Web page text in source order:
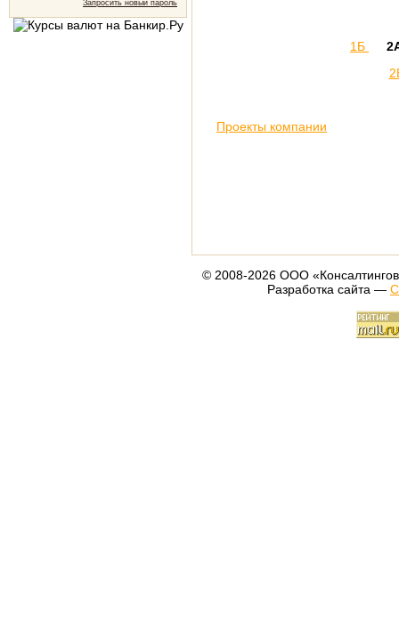
Запросить новый пароль
1Б
Проекты компании
© 2008-2026 ООО
Разработка сайта —